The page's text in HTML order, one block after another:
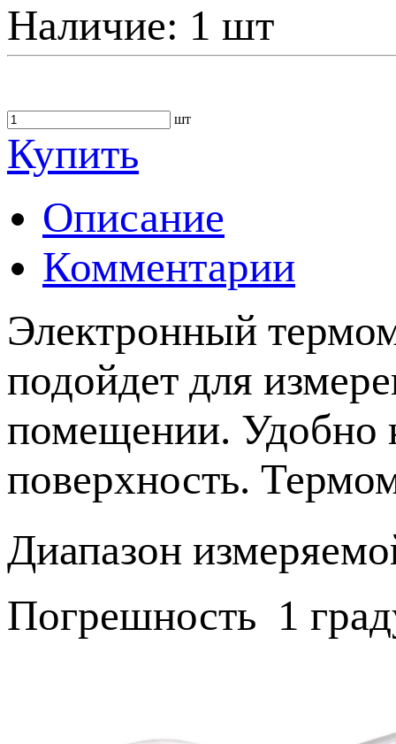
Наличие: 1 шт
шт
Купить
Описание
Комментарии
Электронный
подойдет для
помещении. Удобно
поверхность.
Диапазон
Погрешность 1